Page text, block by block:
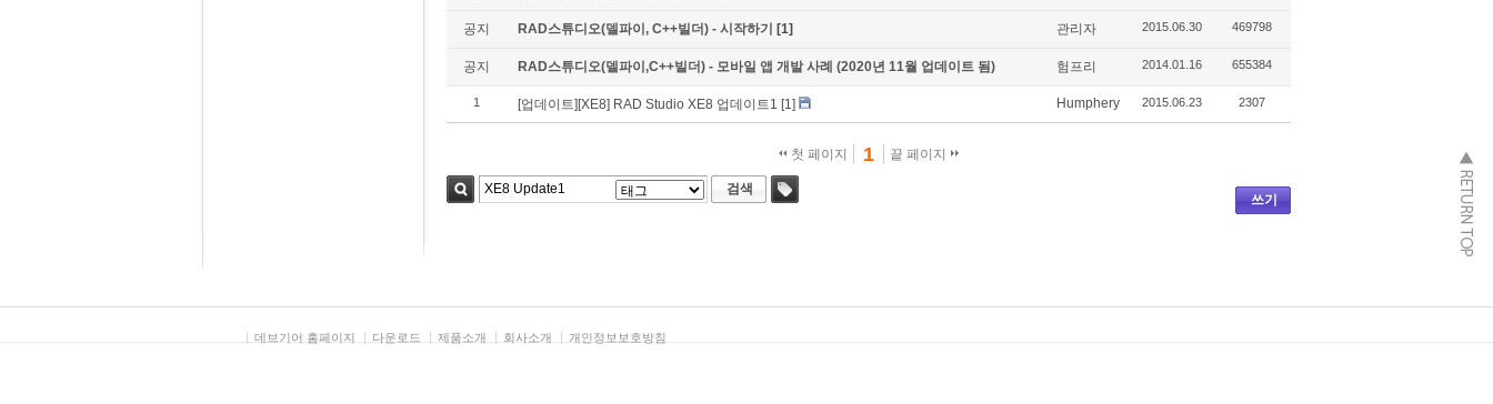
공지 RAD스튜디오(델파이, C++빌더) - 시작하기 [1] 관리자 2015.06.30 469798
공지 RAD스튜디오(델파이,C++빌더) - 모바일 앱 개발 사례 (2020년 11월 업데이트 됨) 험프리 2014.01.16 655384
1 [업데이트][XE8] RAD Studio XE8 업데이트1 [1] Humphery 2015.06.23 2307
첫 페이지 1 끝 페이지
쓰기
검색
데브기어 홈페이지 다운로드 제품소개 회사소개 개인정보보호방침